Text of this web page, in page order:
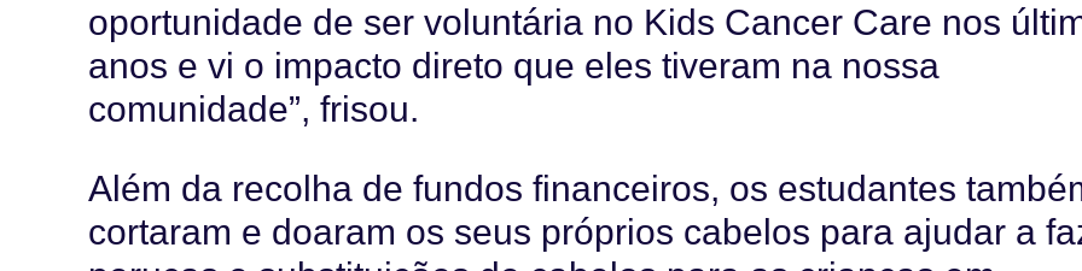
oportunidade de ser voluntária no Kids Cancer Care nos
anos e vi o impacto direto que eles tiveram na nossa
comunidade”, frisou.
Além da recolha de fundos financeiros, os estudantes
cortaram e doaram os seus próprios cabelos para ajudar a